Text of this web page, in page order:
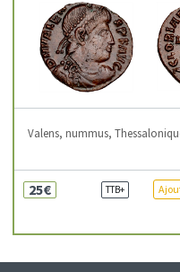
Valens, nummus,
25€ TTB+